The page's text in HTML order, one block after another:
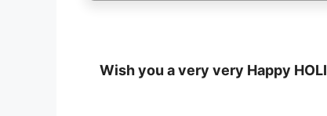
Wish you a very very Happy HOLI